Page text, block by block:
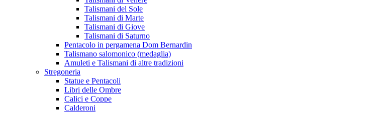
Talismani del Sole
Talismani di Marte
Talismani di Giove
Talismani di Saturno
Pentacolo in pergamena Dom Bernardin
Talismano salomonico (medaglia)
Amuleti e Talismani di altre tradizioni
Stregoneria
Statue e Pentacoli
Libri delle Ombre
Calici e Coppe
Calderoni